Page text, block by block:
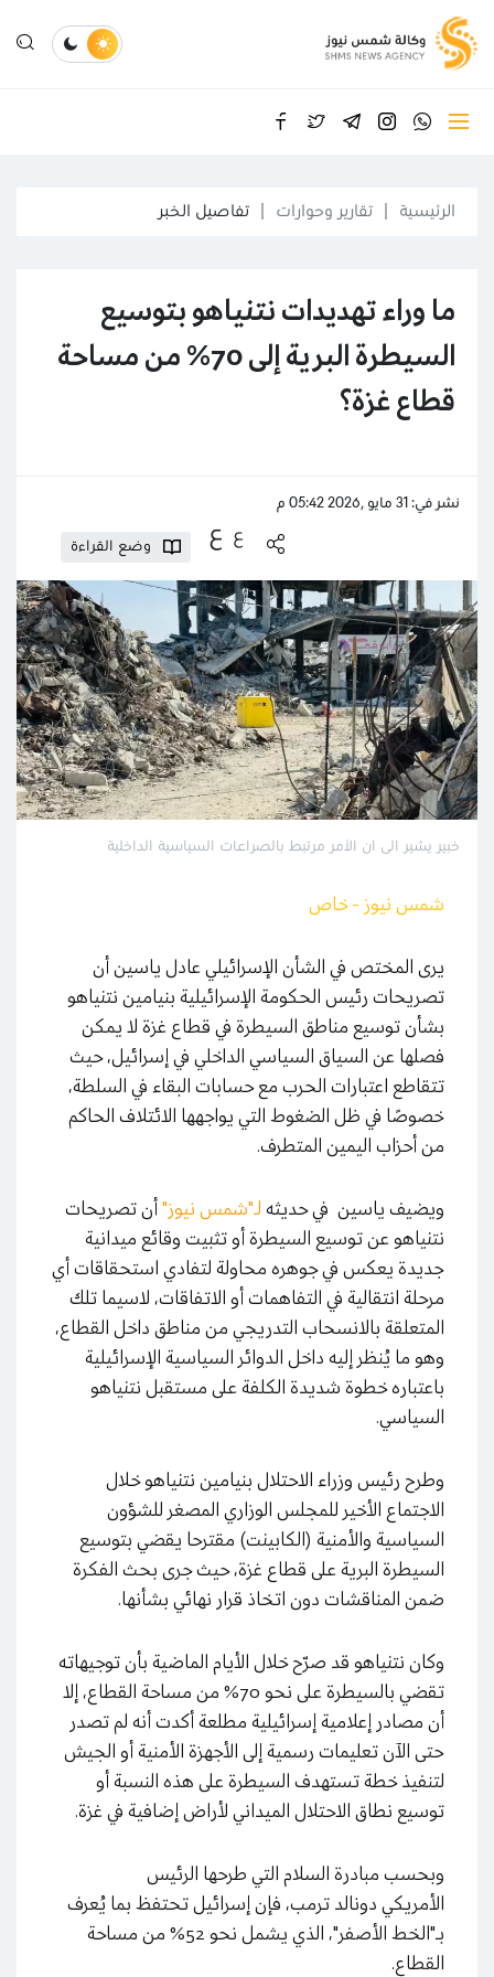
الرئيسية تقارير وحوارات تفاصيل الخبر
ما وراء تهديدات نتنياهو بتوسيع
السيطرة البرية إلى 70% من مساحة
قطاع غزة؟
نشر في: 31 مايو ,2026 05:42 م
ع ع
وضع القراءة
خبير يشير الى ان الأمر مرتبط بالصراعات السياسية الداخلية
شمس نيوز - خاص
يرى المختص في الشأن الإسرائيلي عادل ياسين أن
تصريحات رئيس الحكومة الإسرائيلية بنيامين نتنياهو
بشأن توسيع مناطق السيطرة في قطاع غزة لا يمكن
فصلها عن السياق السياسي الداخلي في إسرائيل، حيث
تتقاطع اعتبارات الحرب مع حسابات البقاء في السلطة،
خصوصًا في ظل الضغوط التي يواجهها الائتلاف الحاكم
من أحزاب اليمين المتطرف.
ويضيف ياسين في حديثه لـ"شمس نيوز" أن تصريحات
نتنياهو عن توسيع السيطرة أو تثبيت وقائع ميدانية
جديدة يعكس في جوهره محاولة لتفادي استحقاقات أي
مرحلة انتقالية في التفاهمات أو الاتفاقات، لاسيما تلك
المتعلقة بالانسحاب التدريجي من مناطق داخل القطاع،
وهو ما يُنظر إليه داخل الدوائر السياسية الإسرائيلية
باعتباره خطوة شديدة الكلفة على مستقبل نتنياهو
السياسي.
وطرح رئيس وزراء الاحتلال بنيامين نتنياهو خلال
الاجتماع الأخير للمجلس الوزاري المصغر للشؤون
السياسية والأمنية (الكابينت) مقترحا يقضي بتوسيع
السيطرة البرية على قطاع غزة، حيث جرى بحث الفكرة
ضمن المناقشات دون اتخاذ قرار نهائي بشأنها.
وكان نتنياهو قد صرّح خلال الأيام الماضية بأن توجيهاته
تقضي بالسيطرة على نحو 70% من مساحة القطاع، إلا
أن مصادر إعلامية إسرائيلية مطلعة أكدت أنه لم تصدر
حتى الآن تعليمات رسمية إلى الأجهزة الأمنية أو الجيش
لتنفيذ خطة تستهدف السيطرة على هذه النسبة أو
توسيع نطاق الاحتلال الميداني لأراض إضافية في غزة.
وبحسب مبادرة السلام التي طرحها الرئيس
الأمريكي دونالد ترمب، فإن إسرائيل تحتفظ بما يُعرف
بـ"الخط الأصفر"، الذي يشمل نحو 52% من مساحة
القطاع.